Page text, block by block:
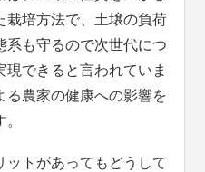
栽培方法で、土壌の負荷
系も守るので次世代につ
できると言われていま
る農家の健康への影響を
ットがあってもどうして